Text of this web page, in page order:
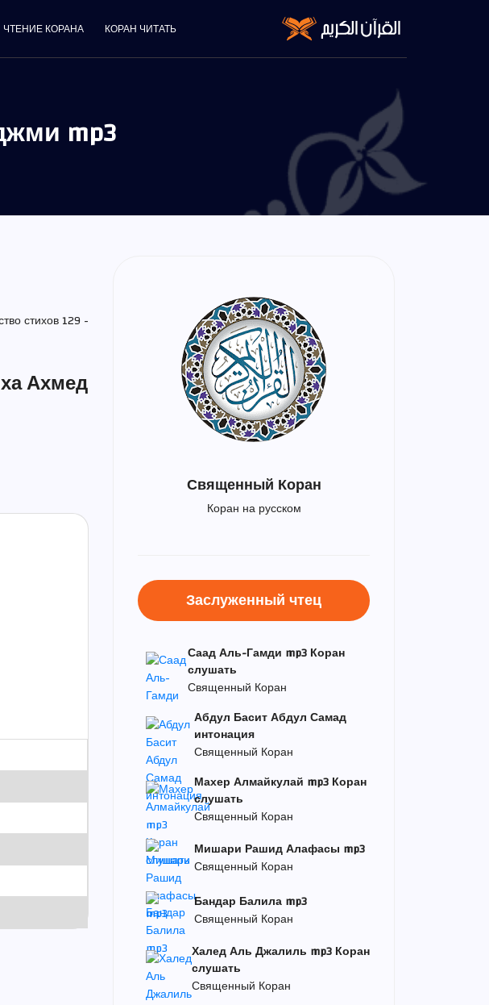
КОРАН ЧИТАТЬ
ЧТЕНИЕ КОРАНА
mp3
стихов 129 -
Ахмед
Священный Коран
Коран на русском
Заслуженный чтец
Саад Аль-Гамди mp3 Коран
слушать
Священный Коран
Абдул Басит Абдул Самад
интонация
Священный Коран
Махер Алмайкулай mp3 Коран
слушать
Священный Коран
Мишари Рашид Алафасы mp3
Священный Коран
Бандар Балила mp3
Священный Коран
Халед Аль Джалиль mp3 Коран
слушать
Священный Коран